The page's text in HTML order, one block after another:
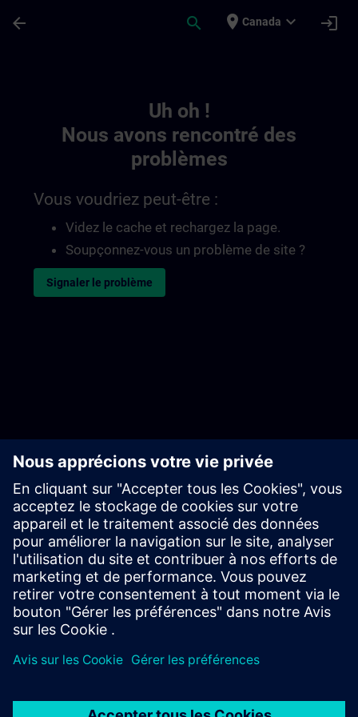
arrow_back search place Canada expand_more login
Uh oh !
Nous avons rencontré des
problèmes
Vous voudriez peut-être :
Videz le cache et rechargez la page.
Soupçonnez-vous un problème de site ?
Signaler le problème